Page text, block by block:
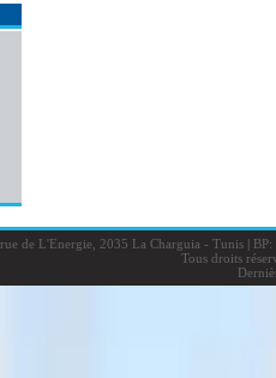
de L'Energie, 2035 La Charguia - Tunis |BP:
Tous droits